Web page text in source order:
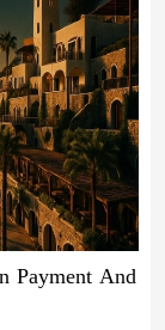
Payment And